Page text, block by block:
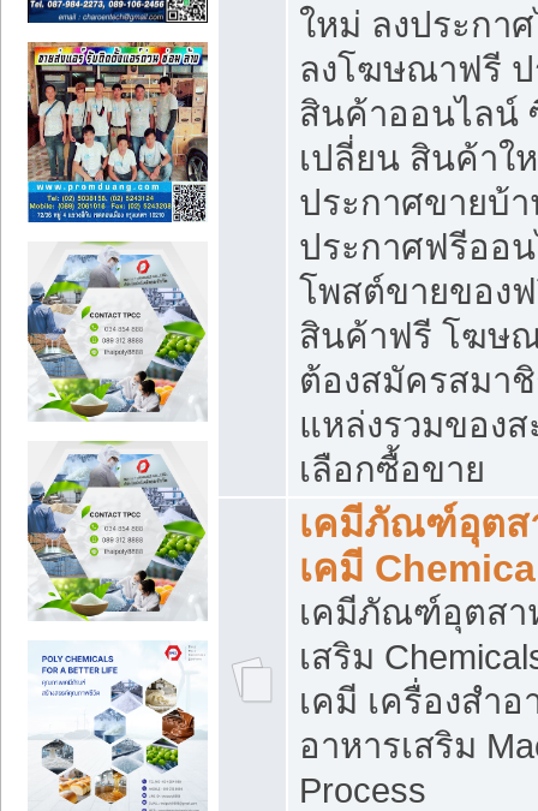
ใหม่ ลงประกา
ลงโฆษณาฟรี
สินค้าออนไลน์
เปลี่ยน สินค้าใ
ประกาศขายบ้
ประกาศฟรีออ
โพสต์ขายของ
สินค้าฟรี โฆษ
ต้องสมัครสมา
แหล่งรวมของ
เลือกซื้อขาย
เคมีภัณฑ์อุตส
เคมี
เคมีภัณฑ์อุตสา
เสริม
เคมี เครื่องสำ
อาหารเสริม
Process